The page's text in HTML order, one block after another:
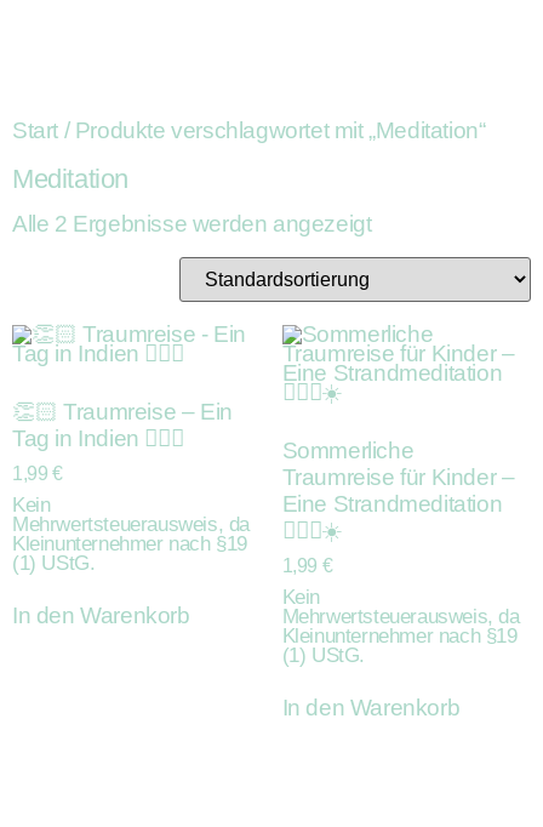
Start / Produkte verschlagwortet mit „Meditation“
Meditation
Alle 2 Ergebnisse werden angezeigt
👏🏻 Traumreise – Ein
Tag in Indien 🧘🏼‍♀️
1,99 €
Kein
Mehrwertsteuerausweis, da
Kleinunternehmer nach §19
(1) UStG.
In den Warenkorb
Sommerliche
Traumreise für Kinder –
Eine Strandmeditation
🧘🏼‍♀️☀️
1,99 €
Kein
Mehrwertsteuerausweis, da
Kleinunternehmer nach §19
(1) UStG.
In den Warenkorb